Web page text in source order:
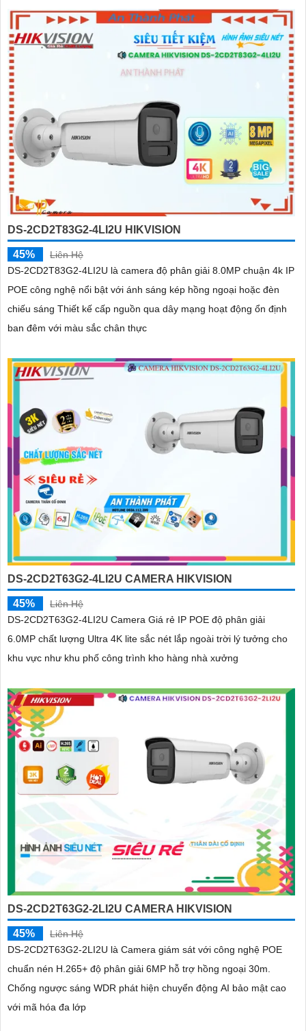
DS-2CD2T83G2-4LI2U HIKVISION
45%
Liên Hệ
DS-2CD2T83G2-4LI2U là camera độ phân giải 8.0MP chuận 4k IP
POE công nghệ nổi bật với ánh sáng kép hồng ngoại hoặc đèn
chiếu sáng Thiết kế cấp nguồn qua dây mạng hoạt động ổn định
ban đêm với màu sắc chân thực
DS-2CD2T63G2-4LI2U CAMERA HIKVISION
45%
Liên Hệ
DS-2CD2T63G2-4LI2U Camera Giá rẻ IP POE độ phân giải
6.0MP chất lượng Ultra 4K lite sắc nét lắp ngoài trời lý tưởng cho
khu vực như khu phố công trình kho hàng nhà xưởng
DS-2CD2T63G2-2LI2U CAMERA HIKVISION
45%
Liên Hệ
DS-2CD2T63G2-2LI2U là Camera giám sát với công nghệ POE
chuẩn nén H.265+ độ phân giải 6MP hỗ trợ hồng ngoại 30m.
Chống ngược sáng WDR phát hiện chuyển động AI bảo mật cao
với mã hóa đa lớp